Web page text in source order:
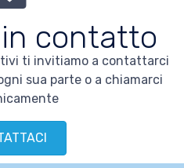
contatto
ti invitiamo a contattarci
sua parte o a chiamarci